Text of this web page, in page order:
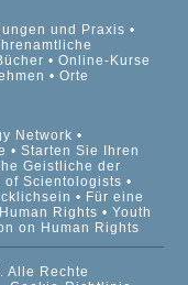
und Praxis
Online-Kurse
Orte
Network
Starten Sie Ihren
Geistliche der
of Scientologists
Für eine
Rights
Youth
on Human Rights
Alle Rechte